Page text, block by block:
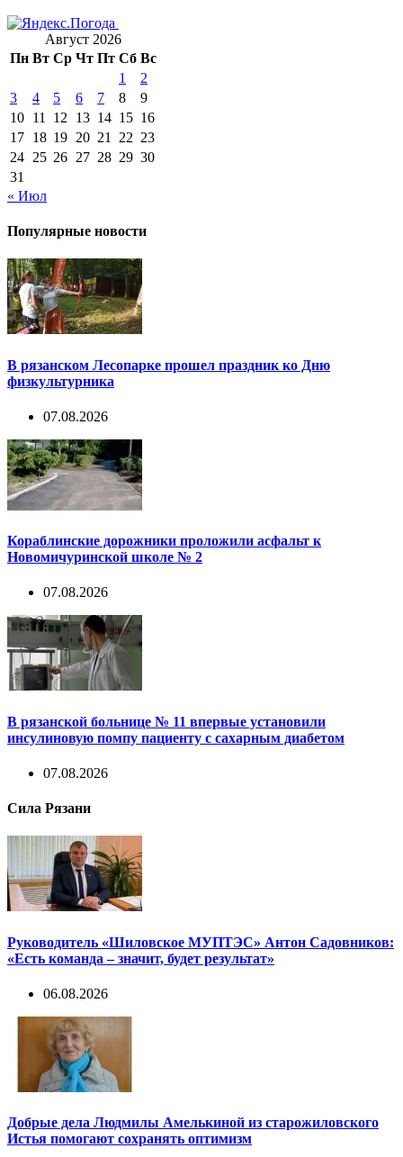
Август 2026
Пн Вт Ср Чт Пт Сб Вс
1
2
3
4 5 6 7 8
9
10 11 12 13 14 15 16
17 18 19 20 21 22 23
24 25 26 27 28 29 30
31
« Июл
Популярные новости
В рязанском Лесопарке прошел праздник ко Дню
физкультурника
07.08.2026
Кораблинские дорожники проложили асфальт к
Новомичуринской школе № 2
07.08.2026
В рязанской больнице № 11 впервые установили
инсулиновую помпу пациенту с сахарным диабетом
07.08.2026
Сила Рязани
Руководитель «Шиловское МУПТЭС» Антон Садовников:
«Есть команда – значит, будет результат»
06.08.2026
Добрые дела Людмилы Амелькиной из старожиловского
Истья помогают сохранять оптимизм